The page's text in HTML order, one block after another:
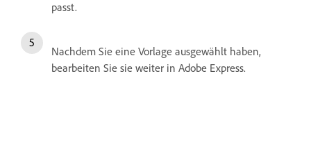
passt.
Nachdem Sie eine Vorlage ausgewählt haben,
bearbeiten Sie sie weiter in Adobe Express.